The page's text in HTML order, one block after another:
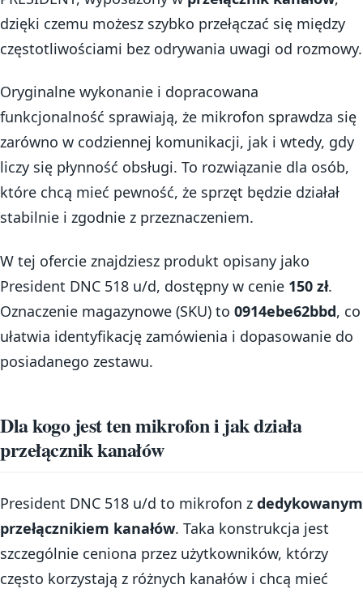
dzięki czemu możesz szybko przełączać się między
częstotliwościami bez odrywania uwagi od rozmowy.
Oryginalne wykonanie i dopracowana
funkcjonalność sprawiają, że mikrofon sprawdza się
zarówno w codziennej komunikacji, jak i wtedy, gdy
liczy się płynność obsługi. To rozwiązanie dla osób,
które chcą mieć pewność, że sprzęt będzie działał
stabilnie i zgodnie z przeznaczeniem.
W tej ofercie znajdziesz produkt opisany jako
President DNC 518 u/d, dostępny w cenie 150 zł.
Oznaczenie magazynowe (SKU) to 0914ebe62bbd, co
ułatwia identyfikację zamówienia i dopasowanie do
posiadanego zestawu.
Dla kogo jest ten mikrofon i jak działa
przełącznik kanałów
President DNC 518 u/d to mikrofon z dedykowanym
przełącznikiem kanałów. Taka konstrukcja jest
szczególnie ceniona przez użytkowników, którzy
często korzystają z różnych kanałów i chcą mieć